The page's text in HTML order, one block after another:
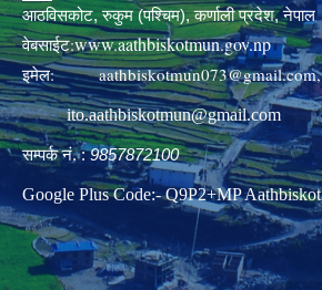
आठविसकोट, रुकुम (पश्चिम), कर्णाली प्रदेश, नेपाल
वेबसाईट:www.aathbiskotmun.gov.np
इमेल:aathbiskotmun073@gmail.com,
ito.aathbiskotmun@gmail.com
सम्पर्क नं. :9857872100
Google Plus Code:- Q9P2+MP Aathbiskot